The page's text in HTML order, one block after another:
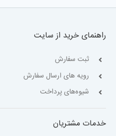
راهنمای خرید از سایت
ثبت سفارش
رویه های ارسال سفارش
شیوه‌های پرداخت
خدمات مشتریان